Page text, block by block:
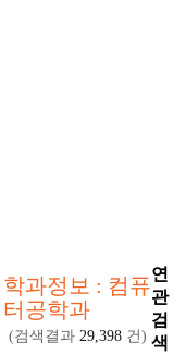
학과정보 : 컴퓨
터공학과
(검색결과 29,398 건)
연
관
검
색